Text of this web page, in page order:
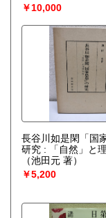
￥10,000
長谷川如是閑「国
研究 : 「自然」と
（池田元 著）
￥5,200